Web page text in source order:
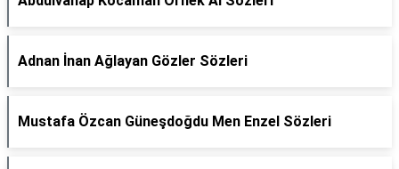
Adnan İnan Ağlayan Gözler Sözleri
Mustafa Özcan Güneşdoğdu Men Enzel Sözleri